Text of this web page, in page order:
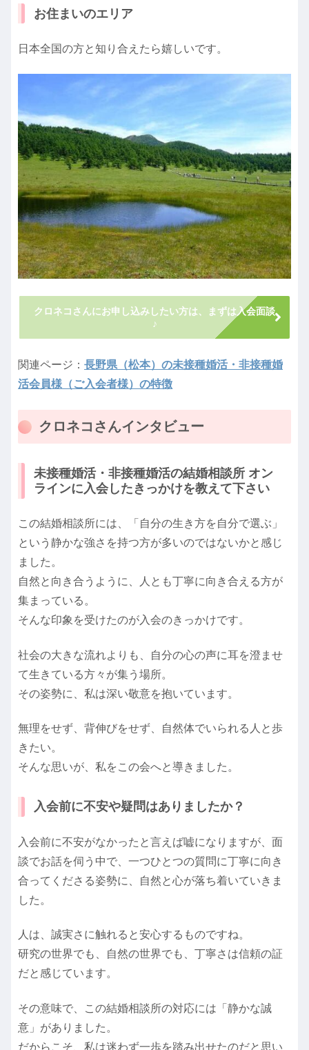
お住まいのエリア
日本全国の方と知り合えたら嬉しいです。
クロネコさんにお申し込みしたい方は、まずは入会面談
♪
関連ページ： 長野県（松本）の未接種婚活・非接種婚
活会員様（ご入会者様）の特徴
クロネコさんインタビュー
未接種婚活・非接種婚活の結婚相談所 オン
ラインに入会したきっかけを教えて下さい
この結婚相談所には、「自分の生き方を自分で選ぶ」
という静かな強さを持つ方が多いのではないかと感じ
ました。
自然と向き合うように、人とも丁寧に向き合える方が
集まっている。
そんな印象を受けたのが入会のきっかけです。
社会の大きな流れよりも、自分の心の声に耳を澄ませ
て生きている方々が集う場所。
その姿勢に、私は深い敬意を抱いています。
無理をせず、背伸びをせず、自然体でいられる人と歩
きたい。
そんな思いが、私をこの会へと導きました。
入会前に不安や疑問はありましたか？
入会前に不安がなかったと言えば嘘になりますが、面
談でお話を伺う中で、一つひとつの質問に丁寧に向き
合ってくださる姿勢に、自然と心が落ち着いていきま
した。
人は、誠実さに触れると安心するものですね。
研究の世界でも、自然の世界でも、丁寧さは信頼の証
だと感じています。
その意味で、この結婚相談所の対応には「静かな誠
意」がありました。
だからこそ、私は迷わず一歩を踏み出せたのだと思い